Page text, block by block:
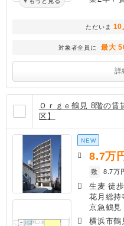
ただいま 10
対象者全員に 最大
詳
Ｏｒｇｅ鶴見 8階の賃
区】
NEW
8.7万
敷
8.7万
生麦 徒歩
花月総持
京急鶴見
横浜市鶴